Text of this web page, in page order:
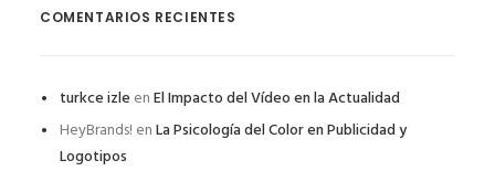
COMENTARIOS RECIENTES
turkce izle enEl Impacto del Vídeo en la Actualidad
HeyBrands! enLa Psicología del Color en Publicidad y
Logotipos